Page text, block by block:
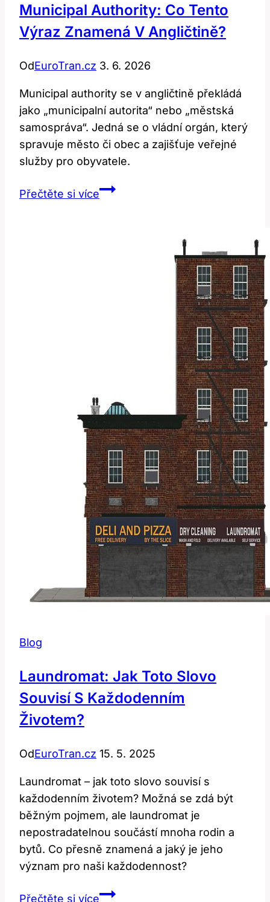
Municipal Authority: Co Tento
Výraz Znamená V Angličtině?
OdEuroTran.cz 3. 6. 2026
Municipal authority se v angličtině překládá
jako „municipalní autorita“ nebo „městská
samospráva“. Jedná se o vládní orgán, který
spravuje město či obec a zajišťuje veřejné
služby pro obyvatele.
Přečtěte si víceMunicipal
Blog
Laundromat: Jak Toto Slovo
Souvisí S Každodenním
Životem?
OdEuroTran.cz 15. 5. 2025
Laundromat – jak toto slovo souvisí s
každodenním životem? Možná se zdá být
běžným pojmem, ale laundromat je
nepostradatelnou součástí mnoha rodin a
bytů. Co přesně znamená a jaký je jeho
význam pro naši každodennost?
Přečtěte si víceLaundromat: